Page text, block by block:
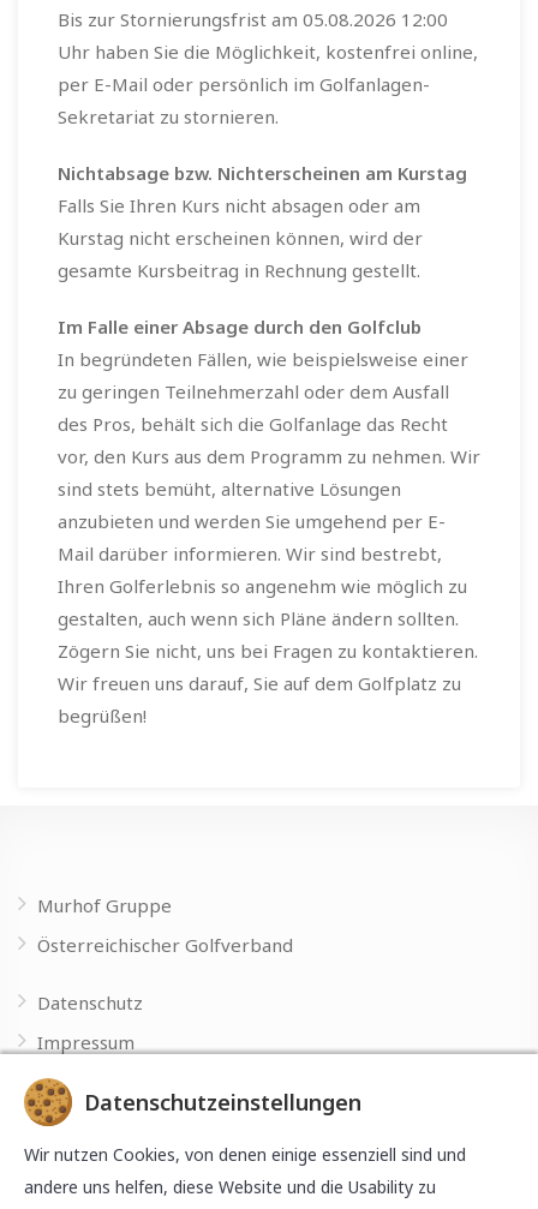
Bis zur Stornierungsfrist am 05.08.2026 12:00
Uhr haben Sie die Möglichkeit, kostenfrei online,
per E-Mail oder persönlich im Golfanlagen-
Sekretariat zu stornieren.
Nichtabsage bzw. Nichterscheinen am Kurstag
Falls Sie Ihren Kurs nicht absagen oder am
Kurstag nicht erscheinen können, wird der
gesamte Kursbeitrag in Rechnung gestellt.
Im Falle einer Absage durch den Golfclub
In begründeten Fällen, wie beispielsweise einer
zu geringen Teilnehmerzahl oder dem Ausfall
des Pros, behält sich die Golfanlage das Recht
vor, den Kurs aus dem Programm zu nehmen. Wir
sind stets bemüht, alternative Lösungen
anzubieten und werden Sie umgehend per E-
Mail darüber informieren. Wir sind bestrebt,
Ihren Golferlebnis so angenehm wie möglich zu
gestalten, auch wenn sich Pläne ändern sollten.
Zögern Sie nicht, uns bei Fragen zu kontaktieren.
Wir freuen uns darauf, Sie auf dem Golfplatz zu
begrüßen!
Murhof Gruppe
Österreichischer Golfverband
Datenschutz
Impressum
Made with by
Datenschutzeinstellungen
Wir nutzen Cookies, von denen einige essenziell sind und
andere uns helfen, diese Website und die Usability zu